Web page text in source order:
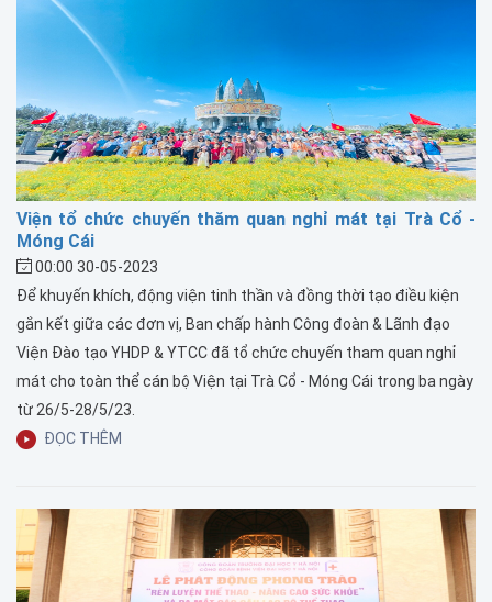
Viện tổ chức chuyến thăm quan nghỉ mát tại Trà Cổ -
Móng Cái
00:00 30-05-2023
Để khuyến khích, động viện tinh thần và đồng thời tạo điều kiện
gắn kết giữa các đơn vị, Ban chấp hành Công đoàn & Lãnh đạo
Viện Đào tạo YHDP & YTCC đã tổ chức chuyến tham quan nghỉ
mát cho toàn thể cán bộ Viện tại Trà Cổ - Móng Cái trong ba ngày
từ 26/5-28/5/23.
ĐỌC THÊM